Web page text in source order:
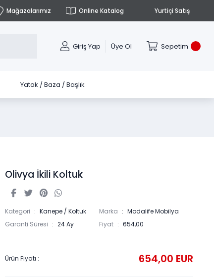
Mağazalarımız Online Katalog Yurtiçi Satış
Giriş Yap Üye Ol Sepetim
Yatak / Baza / Başlık
Olivya İkili Koltuk
Kategori Kanepe / Koltuk Marka
Modalife Mobilya
Garanti Süresi
24 Ay Fiyat 654,00
Ürün Fiyatı : 654,00 EUR